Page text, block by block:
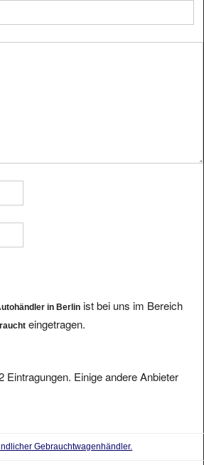
in Berlin ist bei uns im Bereich
eingetragen.
Eintragungen. Einige andere Anbieter
Gebrauchtwagenhändler.